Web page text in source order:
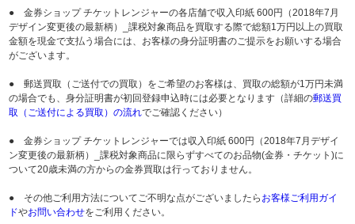
● 金券ショップ チケットレンジャーの各店舗で収入印紙 600円（2018年7月
デザイン変更後の最新柄）_課税対象商品を買取する際で総額1万円以上の買取
金額を現金で支払う場合には、お客様の身分証明書のご提示をお願いする場合
がございます。
● 郵送買取（ご送付での買取）をご希望のお客様は、買取の総額が1万円未満
の場合でも、身分証明書が初回登録申込時には必要となります（詳細の郵送買
取（ご送付による買取）の流れでご確認ください）
● 金券ショップ チケットレンジャーでは収入印紙 600円（2018年7月デザイ
ン変更後の最新柄）_課税対象商品に限らずすべてのお品物(金券・チケット)に
ついて20歳未満の方からの金券買取は行っておりません。
● その他ご利用方法についてご不明な点がございましたら お客様ご利用ガイ
ドやお問い合わせをご利用ください。